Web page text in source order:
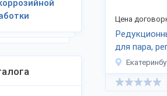
Цена
для пара,
давления